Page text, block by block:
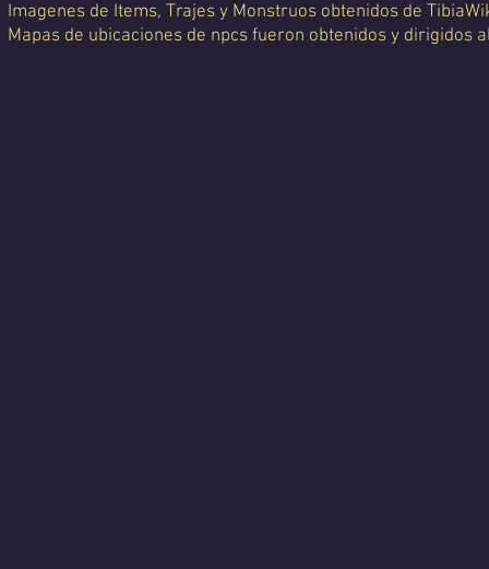
Imagenes de Items, Trajes y Monstruos obtenidos de
Mapas de ubicaciones de npcs fueron obtenidos y dirigidos